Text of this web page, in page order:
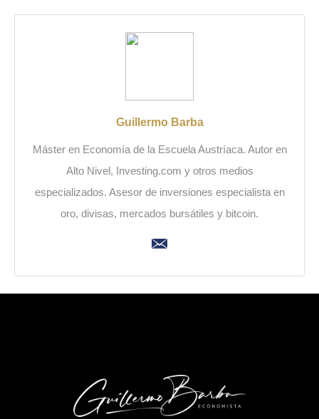
Guillermo Barba
Máster en Economía de la Escuela Austríaca. Autor en
Alto Nivel, Investing.com y otros medios
especializados. Asesor de inversiones especialista en
oro, divisas, mercados bursátiles y bitcoin.